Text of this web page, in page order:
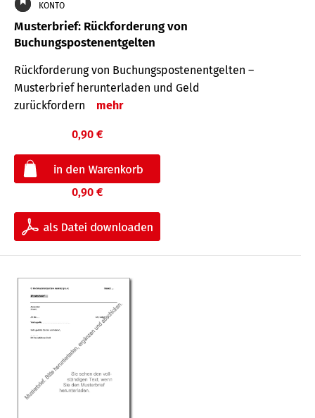
KONTO
Musterbrief: Rückforderung von
Buchungspostenentgelten
Rückforderung von Buchungspostenentgelten –
Musterbrief herunterladen und Geld
zurückfordern
mehr
0,90 €
0,90 €